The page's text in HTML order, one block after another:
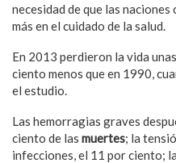
necesidad de que las
más en el cuidado de la salud.
En 2013 perdieron la vida
ciento menos que en 1990,
el estudio.
Las hemorragias graves
ciento de las muertes; la
infecciones, el 11 por ciento;